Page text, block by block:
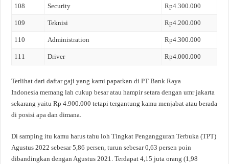
108 Security Rp4.300.000
109 Teknisi Rp4.200.000
110 Administration Rp4.300.000
111 Driver Rp4.000.000
Terlihat dari daftar gaji yang kami paparkan di PT Bank Raya
Indonesia memang lah cukup besar atau hampir setara dengan umr jakarta
sekarang yaitu Rp 4.900.000 tetapi tergantung kamu menjabat atau berada
di posisi apa dan dimana.
Di samping itu kamu harus tahu loh Tingkat Pengangguran Terbuka (TPT)
Agustus 2022 sebesar 5,86 persen, turun sebesar 0,63 persen poin
dibandingkan dengan Agustus 2021. Terdapat 4,15 juta orang (1,98